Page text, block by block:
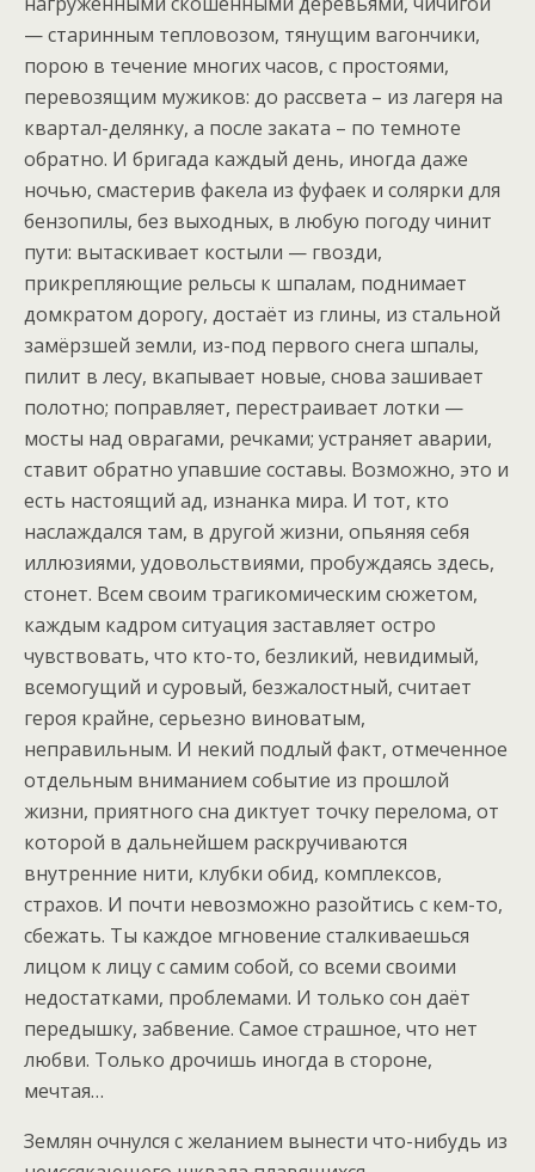
— старинным тепловозом, тянущим вагончики,
порою в течение многих часов, с простоями,
перевозящим мужиков: до рассвета – из лагеря на
квартал-делянку, а после заката – по темноте
обратно. И бригада каждый день, иногда даже
ночью, смастерив факела из фуфаек и солярки для
бензопилы, без выходных, в любую погоду чинит
пути: вытаскивает костыли — гвозди,
прикрепляющие рельсы к шпалам, поднимает
домкратом дорогу, достаёт из глины, из стальной
замёрзшей земли, из-под первого снега шпалы,
пилит в лесу, вкапывает новые, снова зашивает
полотно; поправляет, перестраивает лотки —
мосты над оврагами, речками; устраняет аварии,
ставит обратно упавшие составы. Возможно, это и
есть настоящий ад, изнанка мира. И тот, кто
наслаждался там, в другой жизни, опьяняя себя
иллюзиями, удовольствиями, пробуждаясь здесь,
стонет. Всем своим трагикомическим сюжетом,
каждым кадром ситуация заставляет остро
чувствовать, что кто-то, безликий, невидимый,
всемогущий и суровый, безжалостный, считает
героя крайне, серьезно виноватым,
неправильным. И некий подлый факт, отмеченное
отдельным вниманием событие из прошлой
жизни, приятного сна диктует точку перелома, от
которой в дальнейшем раскручиваются
внутренние нити, клубки обид, комплексов,
страхов. И почти невозможно разойтись с кем-то,
сбежать. Ты каждое мгновение сталкиваешься
лицом к лицу с самим собой, со всеми своими
недостатками, проблемами. И только сон даёт
передышку, забвение. Самое страшное, что нет
любви. Только дрочишь иногда в стороне,
мечтая…
Землян очнулся с желанием вынести что-нибудь из